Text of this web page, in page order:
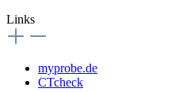
Links
myprobe.de
CTcheck